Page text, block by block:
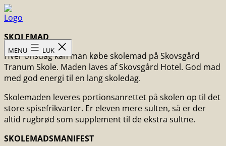
Fortsæt
til
indhold
Hotel
MENU LUK
SKOLEMAD
Hver onsdag kan man købe skolemad på Skovsgård
Tranum Skole. Maden laves af Skovsgård Hotel. God mad
med god energi til en lang skoledag.
Skolemaden leveres portionsanrettet på skolen op til det
store spisefrikvarter. Er eleven mere sulten, så er der
altid rugbrød som supplement til de ekstra sultne.
SKOLEMADSMANIFEST